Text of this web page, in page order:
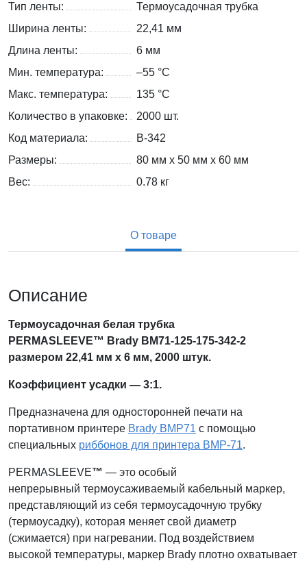
Тип ленты:
Термоусадочная трубка
Ширина ленты:
22,41 мм
Длина ленты:
6 мм
Мин. температура:
–55 °С
Макс. температура:
135 °С
Количество в упаковке:
2000 шт.
Код материала:
B-342
Размеры:
80 мм x 50 мм x 60 мм
Вес:
0.78 кг
О товаре
Описание
Термоусадочная белая трубка
PERMASLEEVE™ Brady BM71-125-175-342-2
размером 22,41 мм х 6 мм, 2000 штук.
Коэффициент усадки — 3:1.
Предназначена для односторонней печати на
портативном принтере Brady BMP71 с помощью
специальных риббонов для принтера BMP-71.
PERMASLEEVE™ — это особый
непрерывный термоусаживаемый кабельный маркер,
представляющий из себя термоусадочную трубку
(термоусадку), которая меняет свой диаметр
(сжимается) при нагревании. Под воздействием
высокой температуры, маркер Brady плотно охватывает